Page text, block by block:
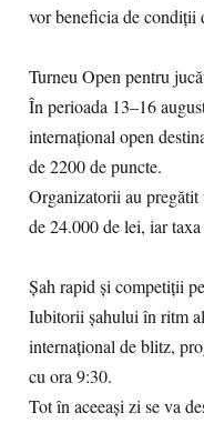
vor beneficia de condiții
Turneu Open pentru
În perioada 13–16
internațional open
de 2200 de puncte.
Organizatorii au
de 24.000 de lei, iar
Șah rapid și competiții
Iubitorii șahului în ritm
internațional de blitz,
cu ora 9:30.
Tot în aceeași zi se va